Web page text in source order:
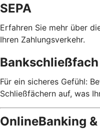
SEPA
Erfahren Sie mehr über
Ihren Zahlungsverkehr.
Bankschließfach
Für ein sicheres Gefühl:
Schließfächern auf, was
OnlineBanking